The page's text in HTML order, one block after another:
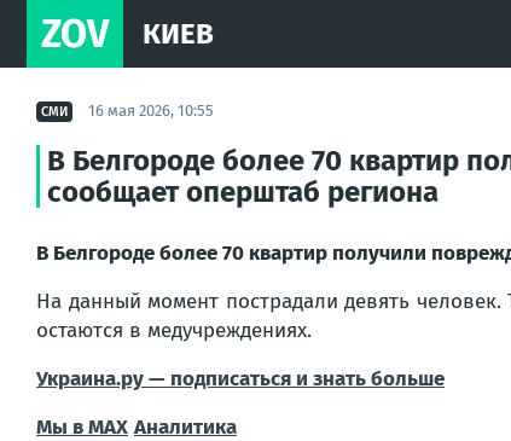
ZOV КИЕВ
СМИ 16 мая 2026, 10:55
В Белгороде более 70 квартир
сообщает оперштаб региона
В Белгороде более 70 квартир получили
На данный момент пострадали девять
остаются в медучреждениях.
Украина.ру — подписаться и знать больше
Мы в MAX Аналитика